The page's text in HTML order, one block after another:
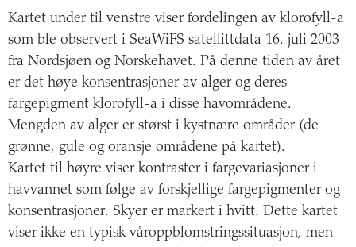
Kartet under til venstre viser fordelingen av klorofyll-a
som ble observert i SeaWiFS satellittdata 16. juli 2003
fra Nordsjøen og Norskehavet. På denne tiden av året
er det høye konsentrasjoner av alger og deres
fargepigment klorofyll-a i disse havområdene.
Mengden av alger er størst i kystnære områder (de
grønne, gule og oransje områdene på kartet).
Kartet til høyre viser kontraster i fargevariasjoner i
havvannet som følge av forskjellige fargepigmenter og
konsentrasjoner. Skyer er markert i hvitt. Dette kartet
viser ikke en typisk våroppblomstringssituasjon, men